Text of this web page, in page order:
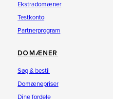
Ekstradomæner
Testkonto
Partnerprogram
DOMÆNER
Søg & bestil
Domænepriser
Dine fordele